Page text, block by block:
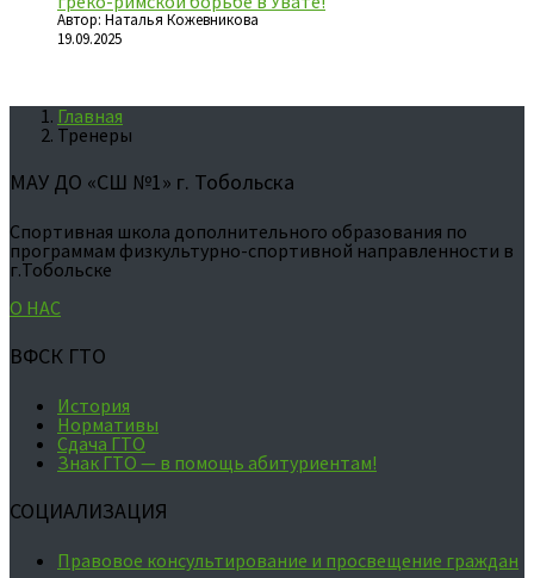
Автор: Наталья Кожевникова
19.09.2025
Главная
Тренеры
МАУ ДО «СШ №1» г. Тобольска
Спортивная школа дополнительного образования по
программам физкультурно-спортивной направленности в
г.Тобольске
О НАС
ВФСК ГТО
История
Нормативы
Сдача ГТО
Знак ГТО — в помощь абитуриентам!
СОЦИАЛИЗАЦИЯ
Правовое консультирование и просвещение граждан